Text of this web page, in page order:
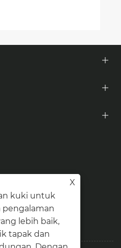
X
kuki untuk
pengalaman
lebih baik,
tapak dan